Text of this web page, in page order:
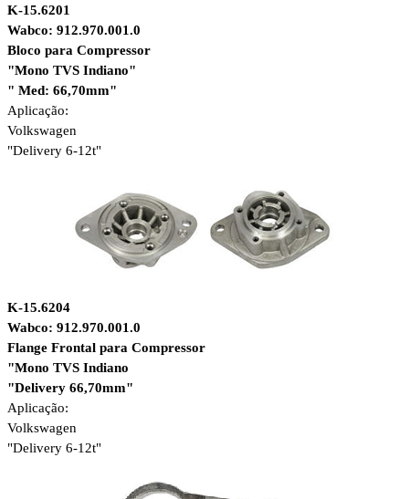
K-15.6201
Wabco: 912.970.001.0
Bloco para Compressor
"Mono TVS Indiano"
" Med: 66,70mm"
Aplicação:
Volkswagen
"Delivery 6-12t"
K-15.6204
Wabco: 912.970.001.0
Flange Frontal para Compressor
"Mono TVS Indiano
"Delivery 66,70mm"
Aplicação:
Volkswagen
"Delivery 6-12t"